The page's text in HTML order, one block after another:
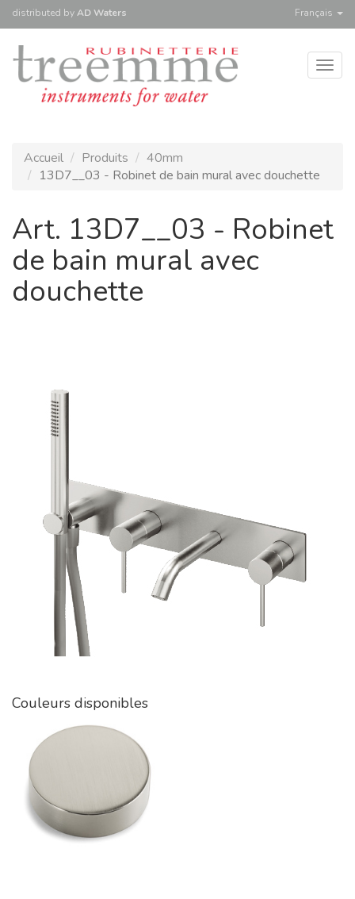
distributed byAD Waters Français
Accueil Produits
40mm
13D7__03 - Robinet de bain mural avec douchette
Art. 13D7__03 - Robinet
de bain mural avec
douchette
Couleurs disponibles